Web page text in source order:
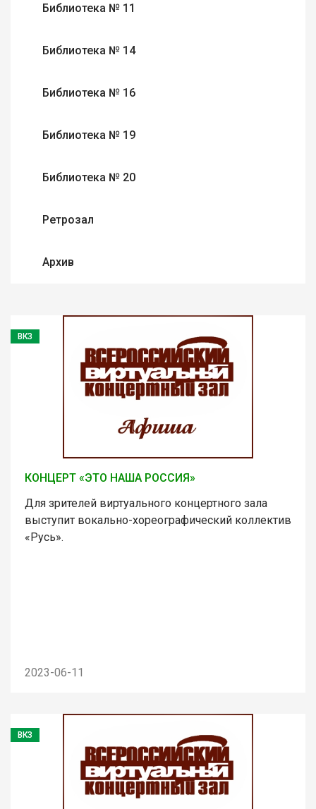
Библиотека № 11
Библиотека № 14
Библиотека № 16
Библиотека № 19
Библиотека № 20
Ретрозал
Архив
ВКЗ
КОНЦЕРТ «ЭТО НАША РОССИЯ»
Для зрителей виртуального концертного зала
выступит вокально-хореографический коллектив
«Русь».
2023-06-11
ВКЗ